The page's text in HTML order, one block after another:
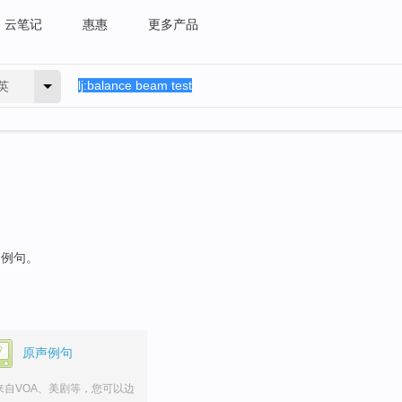
云笔记 惠惠 更多产品
句。
原声例句
自VOA、美剧等，您可以边